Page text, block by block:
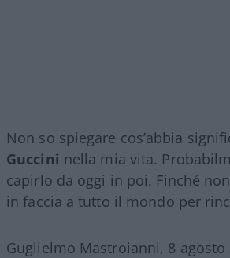
Non so spiegare cos’abbia
Guccini nella mia vita.
capirlo da oggi in poi. Finché
in faccia a tutto il mondo per
Guglielmo Mastroianni, 8 agosto